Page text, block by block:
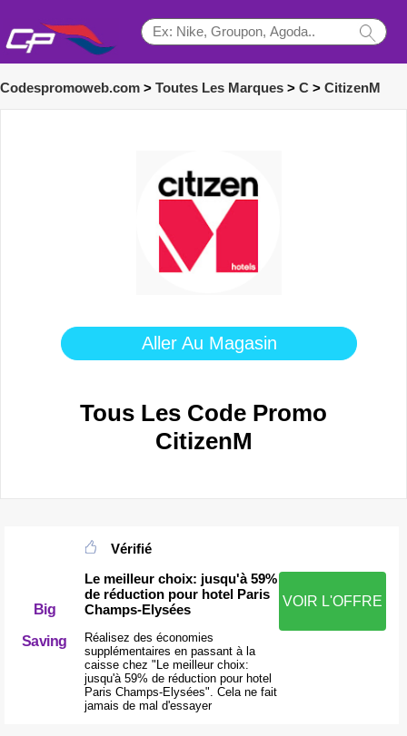
Codespromoweb.com > Toutes Les Marques > C > CitizenM
Aller Au Magasin
Tous Les Code Promo
CitizenM
Big
Saving
Vérifié
Le meilleur choix: jusqu'à 59%
de réduction pour hotel Paris
Champs-Elysées
Réalisez des économies
supplémentaires en passant à la
caisse chez "Le meilleur choix:
jusqu'à 59% de réduction pour hotel
Paris Champs-Elysées". Cela ne fait
jamais de mal d'essayer
VOIR L'OFFRE